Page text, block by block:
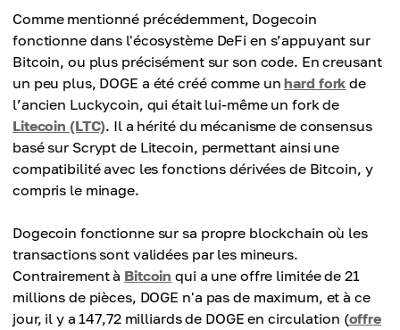
Comme mentionné précédemment, Dogecoin
fonctionne dans l'écosystème DeFi en s’appuyant sur
Bitcoin, ou plus précisément sur son code. En creusant
un peu plus, DOGE a été créé comme unhard fork de
l’ancien Luckycoin, qui était lui-même un fork de
Litecoin (LTC). Il a hérité du mécanisme de consensus
basé sur Scrypt de Litecoin, permettant ainsi une
compatibilité avec les fonctions dérivées de Bitcoin, y
compris le minage.
Dogecoin fonctionne sur sa propre blockchain où les
transactions sont validées par les mineurs.
Contrairement à Bitcoin qui a une offre limitée de 21
millions de pièces, DOGE n'a pas de maximum, et à ce
jour, il y a 147,72 milliards de DOGE en circulation (offre